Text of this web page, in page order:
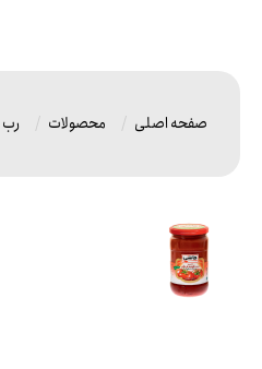
صفحه اصلی محصولات رب